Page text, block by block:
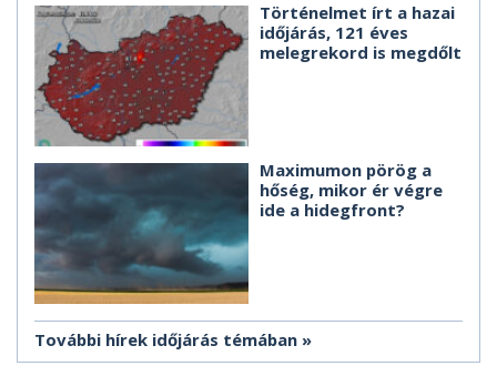
Történelmet írt a hazai
időjárás, 121 éves
melegrekord is megdőlt
Maximumon pörög a
hőség, mikor ér végre
ide a hidegfront?
További hírek időjárás témában